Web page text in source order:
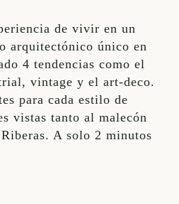
de vivir en un
arquitectónico único en
4 tendencias como el
vintage y el art-deco.
para cada estilo de
vistas tanto al malecón
A solo 2 minutos